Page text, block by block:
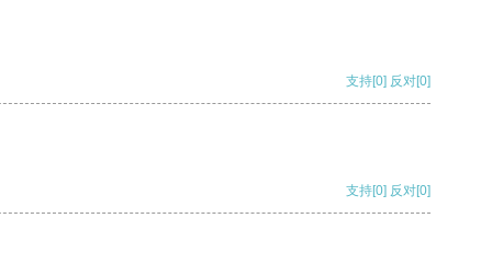
支持[0] 反对[0]
支持[0] 反对[0]